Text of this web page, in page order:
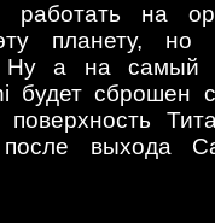
работать на
планету,
Ну а на самый
будет сброшен
выхода